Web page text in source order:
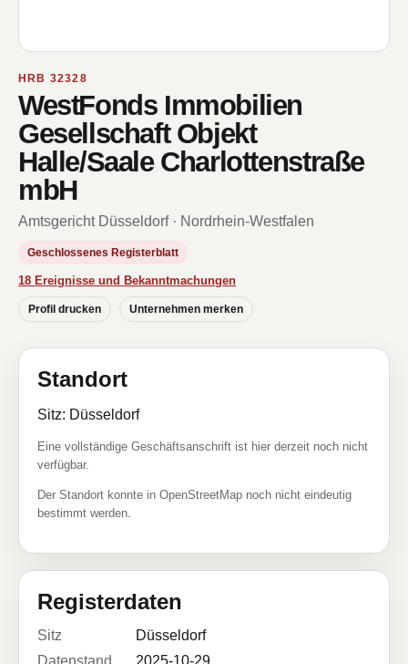
HRB 32328
WestFonds Immobilien
Gesellschaft Objekt
Halle/Saale Charlottenstraße
mbH
Amtsgericht Düsseldorf · Nordrhein-Westfalen
Geschlossenes Registerblatt
18 Ereignisse und Bekanntmachungen
Profil drucken Unternehmen merken
Standort
Sitz: Düsseldorf
Eine vollständige Geschäftsanschrift ist hier derzeit noch nicht
verfügbar.
Der Standort konnte in OpenStreetMap noch nicht eindeutig
bestimmt werden.
Registerdaten
Sitz
Düsseldorf
Datenstand
2025-10-29